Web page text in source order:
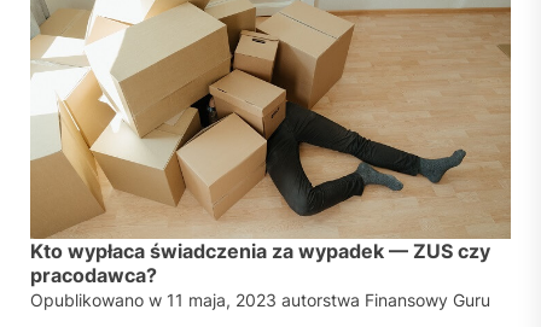
Kto wypłaca świadczenia za wypadek — ZUS czy
pracodawca?
Opublikowano w 11 maja, 2023 autorstwa Finansowy Guru